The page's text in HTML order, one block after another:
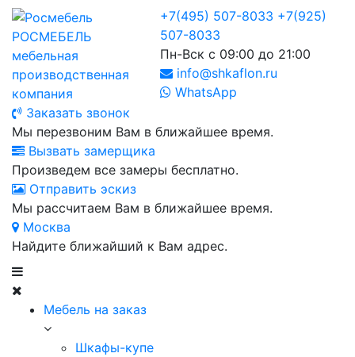
РОСМЕБЕЛЬ
мебельная
производственная
компания
+7(495) 507-8033 +7(925)
507-8033
Пн-Вск с 09:00 до 21:00
info@shkaflon.ru
WhatsApp
Заказать звонок
Мы перезвоним Вам в ближайшее время.
Вызвать замерщика
Произведем все замеры бесплатно.
Отправить эскиз
Мы рассчитаем Вам в ближайшее время.
Москва
Найдите ближайший к Вам адрес.
Мебель на заказ
Шкафы-купе